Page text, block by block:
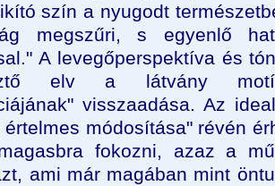
szín a nyugodt
megszűri, s egyenlő
A levegőperspektíva és
elv a látvány
visszaadása. Az
módosítása" révén
fokozni, azaz a
ami már magában mint